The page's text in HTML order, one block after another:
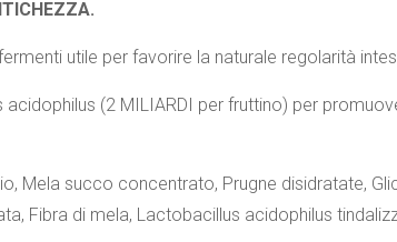
utile per favorire la naturale regolarità
(2 MILIARDI per fruttino) per
Mela succo concentrato, Prugne disidratate,
Fibra di mela, Lactobacillus acidophilus